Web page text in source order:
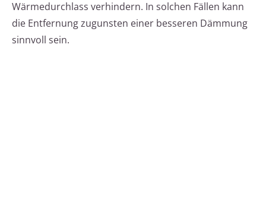
Wärmedurchlass verhindern. In solchen Fällen kann
die Entfernung zugunsten einer besseren Dämmung
sinnvoll sein.